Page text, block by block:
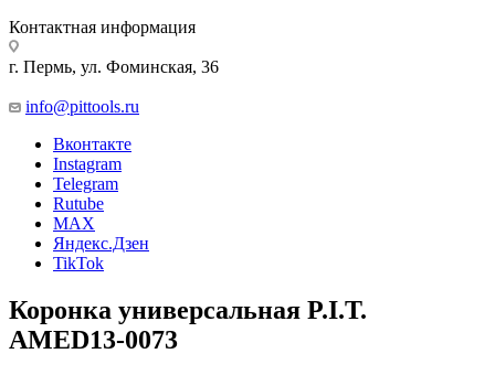
Контактная информация
г. Пермь, ул. Фоминская, 36
info@pittools.ru
Вконтакте
Instagram
Telegram
Rutube
MAX
Яндекс.Дзен
TikTok
Коронка универсальная P.I.T.
AMED13-0073